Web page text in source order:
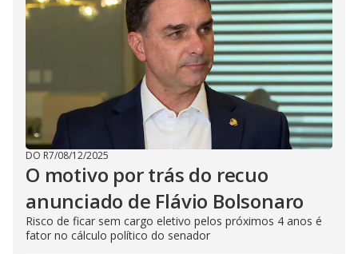
DO R7/08/12/2025
O motivo por trás do recuo
anunciado de Flávio Bolsonaro
Risco de ficar sem cargo eletivo pelos próximos 4 anos é
fator no cálculo político do senador